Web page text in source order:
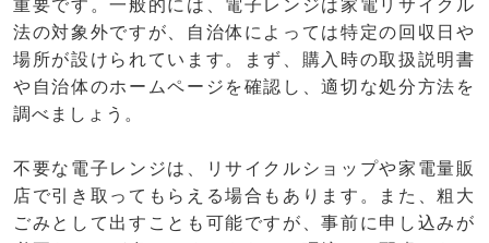
重要です。一般的には、電子レンジは家電リサイクル
法の対象外ですが、自治体によっては特定の回収日や
場所が設けられています。まず、購入時の取扱説明書
や自治体のホームページを確認し、適切な処分方法を
調べましょう。
不要な電子レンジは、リサイクルショップや家電量販
店で引き取ってもらえる場合もあります。また、粗大
ごみとして出すことも可能ですが、事前に申し込みが